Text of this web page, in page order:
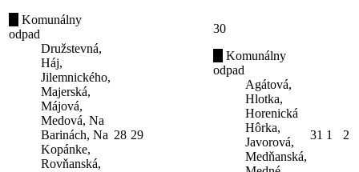
Komunálny
odpad
Družstevná,
Háj,
Jilemnického,
Majerská,
Májová,
Medová, Na
Barinách, Na
Kopánke,
Rovňanská,
28 29
30
Komunálny
odpad
Agátová,
Hlotka,
Horenická
Hôrka,
Javorová,
Medňanská,
31 1 2